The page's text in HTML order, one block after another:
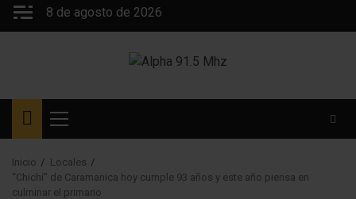
Saltar
8 de agosto de 2026
Menú
principal
Inicio
Locales
“Chichí” de Caramanica hoy cumple 93 años y este año piensa en
culminar el primario